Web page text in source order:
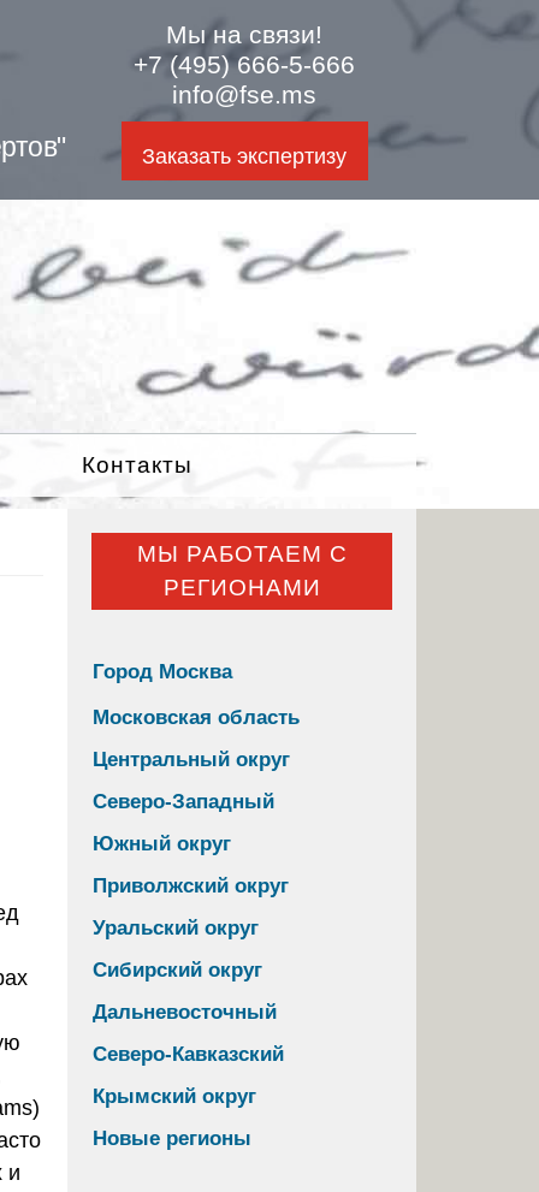
Мы на связи!
+7 (495) 666-5-666
info@fse.ms
Заказать экспертизу
Контакты
и
МЫ РАБОТАЕМ С
РЕГИОНАМИ
Город Москва
Московская область
Центральный округ
Северо-Западный
Южный округ
Приволжский округ
Уральский округ
Сибирский округ
Дальневосточный
Северо-Кавказский
Крымский округ
Новые регионы